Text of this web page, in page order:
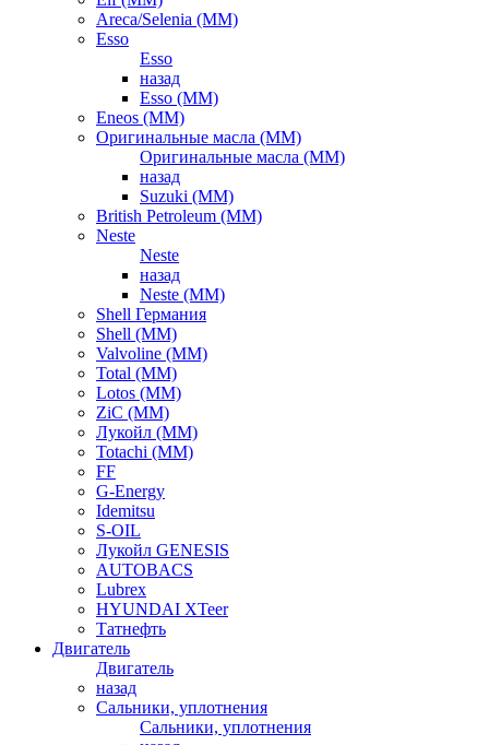
Areca/Selenia (ММ)
Esso
Esso
назад
Esso (ММ)
Eneos (ММ)
Оригинальные масла (ММ)
Оригинальные масла (ММ)
назад
Suzuki (ММ)
British Petroleum (ММ)
Neste
Neste
назад
Neste (ММ)
Shell Германия
Shell (ММ)
Valvoline (ММ)
Total (ММ)
Lotos (ММ)
ZiC (ММ)
Лукойл (ММ)
Totachi (MM)
FF
G-Energy
Idemitsu
S-OIL
Лукойл GENESIS
AUTOBACS
Lubrex
HYUNDAI XTeer
Татнефть
Двигатель
Двигатель
назад
Сальники, уплотнения
Сальники, уплотнения